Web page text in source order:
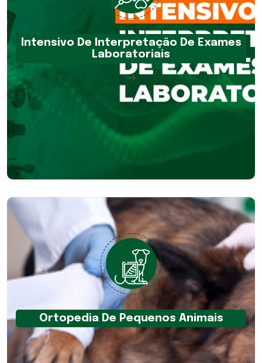
Intensivo De Interpretação De Exames
Laboratoriais
Ortopedia De Pequenos Animais